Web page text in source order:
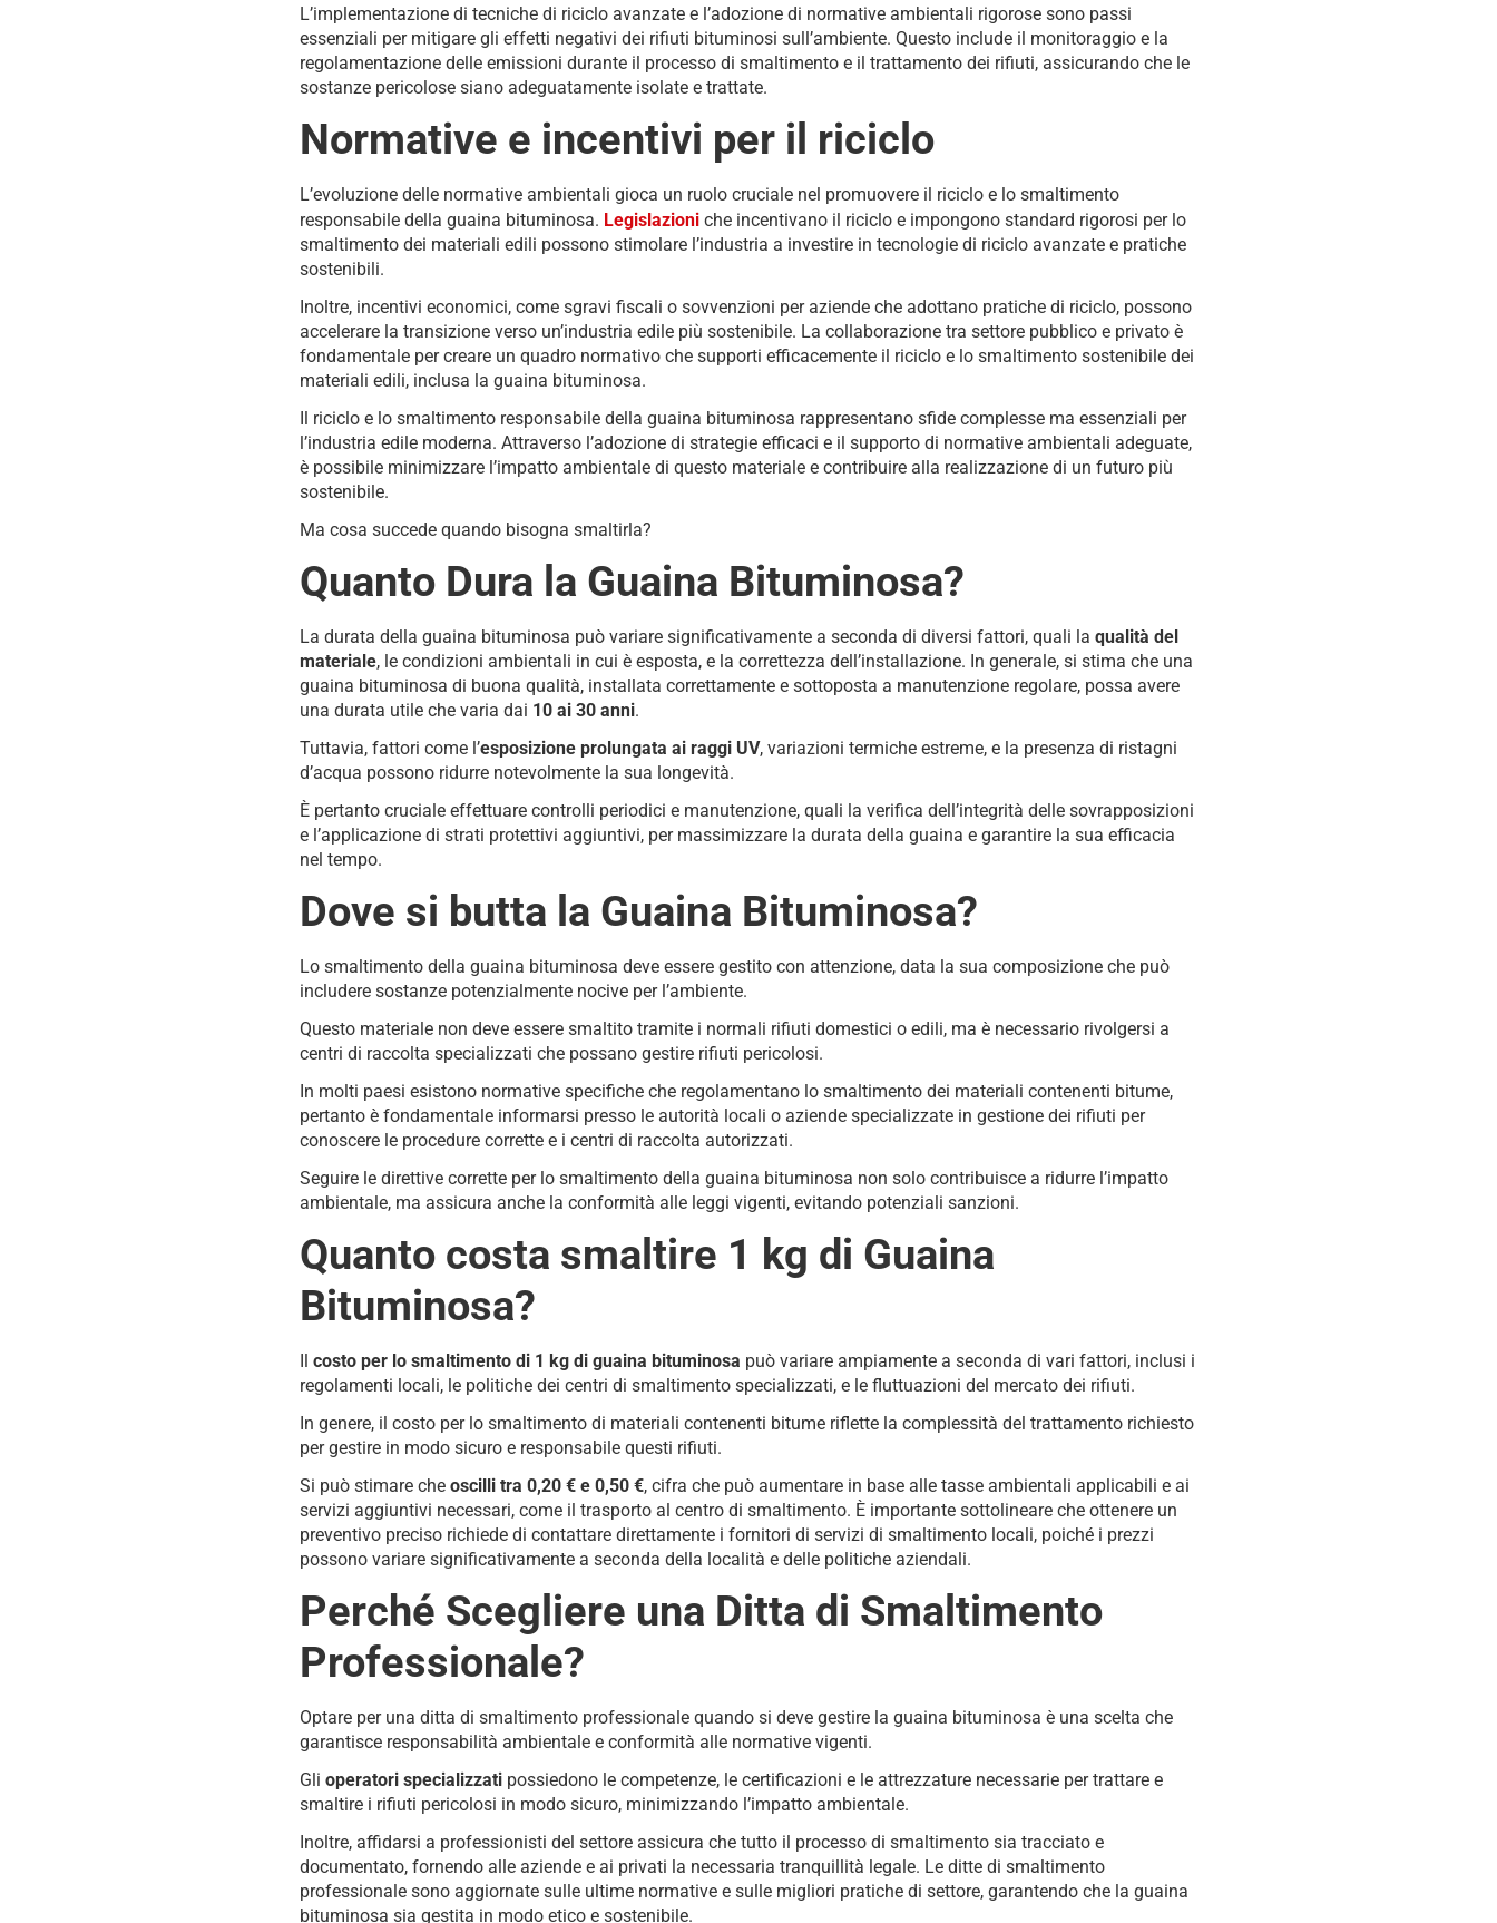
L’implementazione di tecniche di riciclo avanzate e l’adozione di normative ambientali rigorose sono passi
essenziali per mitigare gli effetti negativi dei rifiuti bituminosi sull’ambiente. Questo include il monitoraggio e la
regolamentazione delle emissioni durante il processo di smaltimento e il trattamento dei rifiuti, assicurando che le
sostanze pericolose siano adeguatamente isolate e trattate.
Normative e incentivi per il riciclo
L’evoluzione delle normative ambientali gioca un ruolo cruciale nel promuovere il riciclo e lo smaltimento
responsabile della guaina bituminosa. Legislazioni che incentivano il riciclo e impongono standard rigorosi per lo
smaltimento dei materiali edili possono stimolare l’industria a investire in tecnologie di riciclo avanzate e pratiche
sostenibili.
Inoltre, incentivi economici, come sgravi fiscali o sovvenzioni per aziende che adottano pratiche di riciclo, possono
accelerare la transizione verso un’industria edile più sostenibile. La collaborazione tra settore pubblico e privato è
fondamentale per creare un quadro normativo che supporti efficacemente il riciclo e lo smaltimento sostenibile dei
materiali edili, inclusa la guaina bituminosa.
Il riciclo e lo smaltimento responsabile della guaina bituminosa rappresentano sfide complesse ma essenziali per
l’industria edile moderna. Attraverso l’adozione di strategie efficaci e il supporto di normative ambientali adeguate,
è possibile minimizzare l’impatto ambientale di questo materiale e contribuire alla realizzazione di un futuro più
sostenibile.
Ma cosa succede quando bisogna smaltirla?
Quanto Dura la Guaina Bituminosa?
La durata della guaina bituminosa può variare significativamente a seconda di diversi fattori, quali la qualità del
materiale, le condizioni ambientali in cui è esposta, e la correttezza dell’installazione. In generale, si stima che una
guaina bituminosa di buona qualità, installata correttamente e sottoposta a manutenzione regolare, possa avere
una durata utile che varia dai 10 ai 30 anni.
Tuttavia, fattori come l’esposizione prolungata ai raggi UV, variazioni termiche estreme, e la presenza di ristagni
d’acqua possono ridurre notevolmente la sua longevità.
È pertanto cruciale effettuare controlli periodici e manutenzione, quali la verifica dell’integrità delle sovrapposizioni
e l’applicazione di strati protettivi aggiuntivi, per massimizzare la durata della guaina e garantire la sua efficacia
nel tempo.
Dove si butta la Guaina Bituminosa?
Lo smaltimento della guaina bituminosa deve essere gestito con attenzione, data la sua composizione che può
includere sostanze potenzialmente nocive per l’ambiente.
Questo materiale non deve essere smaltito tramite i normali rifiuti domestici o edili, ma è necessario rivolgersi a
centri di raccolta specializzati che possano gestire rifiuti pericolosi.
In molti paesi esistono normative specifiche che regolamentano lo smaltimento dei materiali contenenti bitume,
pertanto è fondamentale informarsi presso le autorità locali o aziende specializzate in gestione dei rifiuti per
conoscere le procedure corrette e i centri di raccolta autorizzati.
Seguire le direttive corrette per lo smaltimento della guaina bituminosa non solo contribuisce a ridurre l’impatto
ambientale, ma assicura anche la conformità alle leggi vigenti, evitando potenziali sanzioni.
Quanto costa smaltire 1 kg di Guaina
Bituminosa?
Il costo per lo smaltimento di 1 kg di guaina bituminosa può variare ampiamente a seconda di vari fattori, inclusi i
regolamenti locali, le politiche dei centri di smaltimento specializzati, e le fluttuazioni del mercato dei rifiuti.
In genere, il costo per lo smaltimento di materiali contenenti bitume riflette la complessità del trattamento richiesto
per gestire in modo sicuro e responsabile questi rifiuti.
Si può stimare che oscilli tra 0,20 € e 0,50 €, cifra che può aumentare in base alle tasse ambientali applicabili e ai
servizi aggiuntivi necessari, come il trasporto al centro di smaltimento. È importante sottolineare che ottenere un
preventivo preciso richiede di contattare direttamente i fornitori di servizi di smaltimento locali, poiché i prezzi
possono variare significativamente a seconda della località e delle politiche aziendali.
Perché Scegliere una Ditta di Smaltimento
Professionale?
Optare per una ditta di smaltimento professionale quando si deve gestire la guaina bituminosa è una scelta che
garantisce responsabilità ambientale e conformità alle normative vigenti.
Gli operatori specializzati possiedono le competenze, le certificazioni e le attrezzature necessarie per trattare e
smaltire i rifiuti pericolosi in modo sicuro, minimizzando l’impatto ambientale.
Inoltre, affidarsi a professionisti del settore assicura che tutto il processo di smaltimento sia tracciato e
documentato, fornendo alle aziende e ai privati la necessaria tranquillità legale. Le ditte di smaltimento
professionale sono aggiornate sulle ultime normative e sulle migliori pratiche di settore, garantendo che la guaina
bituminosa sia gestita in modo etico e sostenibile.